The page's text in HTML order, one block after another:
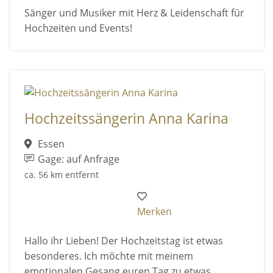
Sänger und Musiker mit Herz & Leidenschaft für
Hochzeiten und Events!
Hochzeitssängerin Anna Karina
Essen
Gage: auf Anfrage
ca. 56 km entfernt
Merken
Hallo ihr Lieben! Der Hochzeitstag ist etwas
besonderes. Ich möchte mit meinem